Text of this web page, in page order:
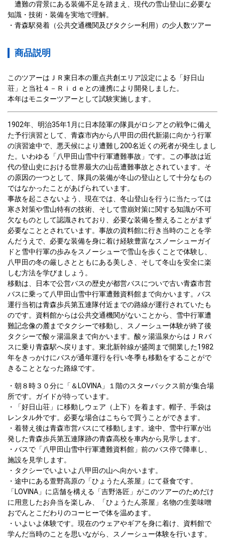
遭難の背景にある装備不足を踏まえ、現代の雪山登山に必要な
知識・技術・装備を実地で理解。
青森駅発着（公共交通機関及びタクシー利用）の少人数ツアー
商品説明
このツアーはＪＲ東日本の重点共創エリア設定による「好日山
荘」と当社４－Ｒｉｄｅとの連携により開発しました。
本年はモニターツアーとして試験実施します。
1902年、明治35年1月に日本陸軍の隊員がロシアとの戦争に備え
た予行演習として、青森市内から八甲田の田代新湯に向かう行軍
の演習途中で、悪天候により遭難し200名近くの死者が発生しまし
た。いわゆる「八甲田山雪中行軍遭難事故」です。この事故は近
代の登山史における世界最大の山岳遭難事故とされています。そ
の原因の一つとして、隊員の装備が冬山の登山として十分なもの
ではなかったことがあげられています。
事故を起こさないよう、現在では、冬山登山を行うに当たっては
寒さ対策や雪山特有の技術、そして雪崩対策に関する知識が不可
欠なものとして認識されており、必要な装備を整えることがまず
必要なこととされています。事故の資料館に行き当時のことを学
んだうえで、必要な装備を身に着け経験豊富なスノーシューガイ
ドと雪中行軍の歩みをスノーシューで雪山を歩くことで体験し、
八甲田の冬の厳しさとともにある美しさ、そして冬山を安全に楽
しむ方法を学びましょう。
移動は、日本で公営バスの歴史が都営バスについで古い青森市営
バスに乗って八甲田山雪中行軍遭難資料館まで向かいます。バス
運行当初は青森歩兵第五連隊付近までの路線が運行されていたも
のです。資料館からは公共交通機関がないことから、雪中行軍遭
難記念像の麓までタクシーで移動し、スノーシュー体験が終了後
タクシーで酸ヶ湯温泉まで向かいます。酸ヶ湯温泉からはＪＲバ
スに乗り青森駅へ戻ります。東北新幹線が盛岡まで開業した1982
年をきっかけにバスが通年運行を行い冬季も移動をすることがで
きることとなった路線です。
朝８時３０分に「＆LOVINA」１階のスターバックス前が集合場
所です。ガイドが待っています。
「好日山荘」に移動しウェア（上下）を着ます。帽子、手袋は
レンタル外です。必要な場合はこちらで買うことができます。
着替え後は青森市営バスにて移動します。途中、雪中行軍が出
発した青森歩兵第五連隊跡の青森高校を車内から見学します。
バスで「八甲田山雪中行軍遭難資料館」前のバス停で降車し、
施設を見学します。
タクシーでいよいよ八甲田の山へ向かいます。
途中にある萱野高原の「ひょうたん茶屋」にて昼食です。
「LOVINA」に店舗を構える「吉野洛匠」がこのツアーのためだけ
に用意したお弁当を楽しみ、「ひょうたん茶屋」名物の生姜味噌
おでんとこだわりのコーヒーで体を温めます。
いよいよ体験です。現在のウェアやギアを身に着け、資料館で
学んだ当時のことを思いながら、スノーシュー体験を行います。